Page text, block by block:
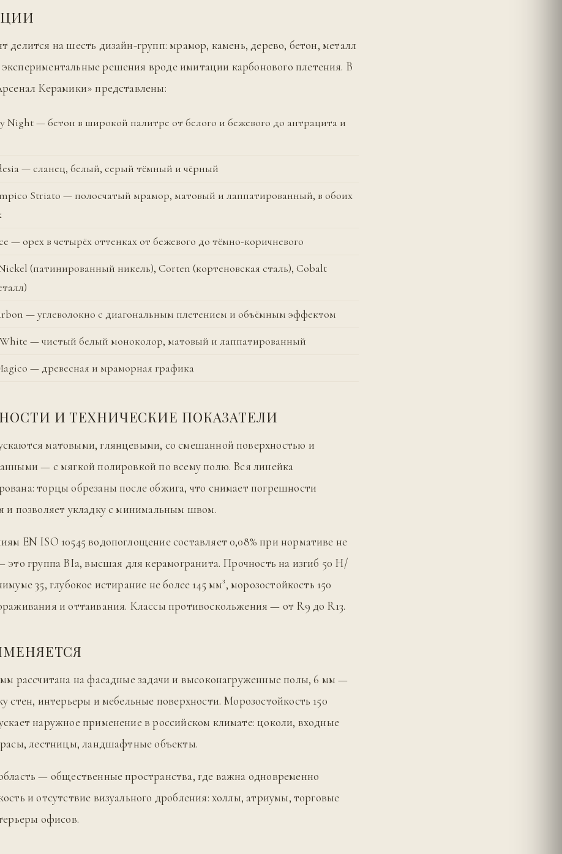
делится на шесть дизайн-групп: мрамор, камень, дерево, бетон, металл
решения вроде имитации карбонового плетения. В
Керамики» представлены:
Night — бетон в широкой палитре от белого и бежевого до антрацита и
— сланец, белый, серый тёмный и чёрный
Striato — полосчатый мрамор, матовый и лаппатированный, в обоих
— орех в четырёх оттенках от бежевого до тёмно-коричневого
(патинированный никель), Corten (кортеновская сталь), Cobalt
— углеволокно с диагональным плетением и объёмным эффектом
— чистый белый моноколор, матовый и лаппатированный
— древесная и мраморная графика
И ТЕХНИЧЕСКИЕ ПОКАЗАТЕЛИ
матовыми, глянцевыми, со смешанной поверхностью и
— с мягкой полировкой по всему полю. Вся линейка
торцы обрезаны после обжига, что снимает погрешности
и позволяет укладку с минимальным швом.
EN ISO 10545 водопоглощение составляет 0,08% при нормативе не
это группа BIa, высшая для керамогранита. Прочность на изгиб 50 Н/
35, глубокое истирание не более 145 мм³, морозостойкость 150
и оттаивания. Классы противоскольжения — от R9 до R13.
рассчитана на фасадные задачи и высоконагруженные полы, 6 мм —
стен, интерьеры и мебельные поверхности. Морозостойкость 150
наружное применение в российском климате: цоколи, входные
лестницы, ландшафтные объекты.
— общественные пространства, где важна одновременно
и отсутствие визуального дробления: холлы, атриумы, торговые
офисов.